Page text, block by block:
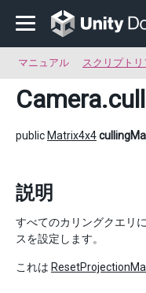
マニュアル スクリプト
Camera
public Matrix4x4
説明
すべてのカリングクエリ
スを設定します。
これは